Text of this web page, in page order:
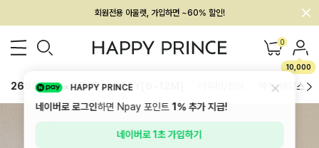
회원전용 아울렛, 가입하면 ~60% 할인!
멤버십 최대 28,000원 혜택 0
10,000
26SS 신상 BEST BABY[6~12M] 하의/레깅스
HAPPY PRINCE
네이버로 로그인하면 Npay 포인트1%추가 지급!
네이버로 1초 가입하기